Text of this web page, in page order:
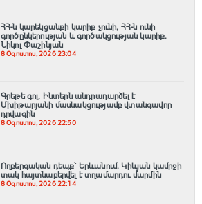
ՀՀ-ն կարեկցանքի կարիք չունի, ՀՀ-ն ունի
գործընկերության և գործակցության կարիք․
Նիկոլ Փաշինյան
8 Օգոստոս, 2026 23:04
Գրեթե գոլ. Ինտերն անդրադարձել է
Մխիթարյանի մասնակցությամբ վտանգավոր
դրվագին
8 Օգոստոս, 2026 22:50
Ողբերգական դեպք՝ Երևանում․ Կիևյան կամրջի
տակ հայտնաբերվել է տղամարդու մարմին
8 Օգոստոս, 2026 22:14